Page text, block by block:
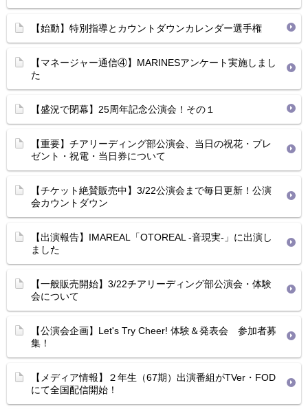
【始動】特別指導とカウントダウンカレンダー選手権
【マネージャー通信④】MARINESアンケート実施しまし
た
【盛況で閉幕】25周年記念公演会！その１
【重要】チアリーディング部公演会、当日の祝花・プレ
ゼント・祝電・当日券について
【チケット絶賛販売中】3/22公演会まで毎日更新！公演
会カウントダウン
【出演報告】IMAREAL「OTOREAL -音現実-」に出演し
ました
【一般販売開始】3/22チアリーディング部公演会・体験
会について
【公演会企画】Let's Try Cheer! 体験＆発表会 参加者募
集！
【メディア情報】２年生（67期）出演番組がTVer・FOD
にて全国配信開始！